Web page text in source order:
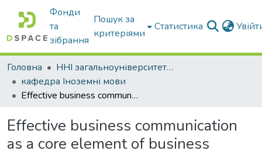
Фонди
та
зібрання
Пошук за
критеріями
Статистика
Головна
ННІ загальноуніверситетської підготовки
кафедра Іноземні мови
Effective business communication as a core element of business management
Effective business communication
as a core element of business